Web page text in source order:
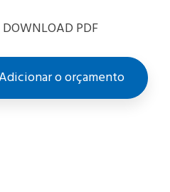
PDF
o orçamento